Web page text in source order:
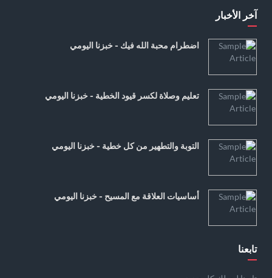
آخر الأخبار
اضطرام محبة الله فيك - خبزنا اليومي
تعليم وصلاة لكسر قيود الخطية - خبزنا اليومي
التوبة والتطهير من كل خطية - خبزنا اليومي
أساسيات العلاقة مع المسيح - خبزنا اليومي
تابعنا